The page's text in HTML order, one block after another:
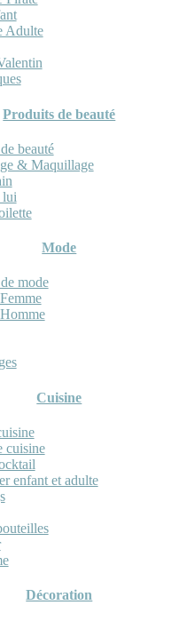
Adulte
Produits de beauté
beauté
& Maquillage
lui
Mode
mode
Cuisine
cuisine
enfant et adulte
Décoration